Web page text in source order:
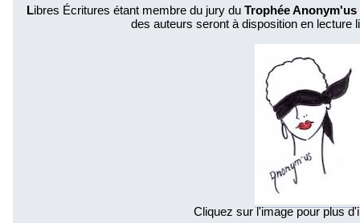
Libres Écritures étant membre du jury du Trophée
des auteurs seront à disposition en lecture
Cliquez sur l'image pour plus